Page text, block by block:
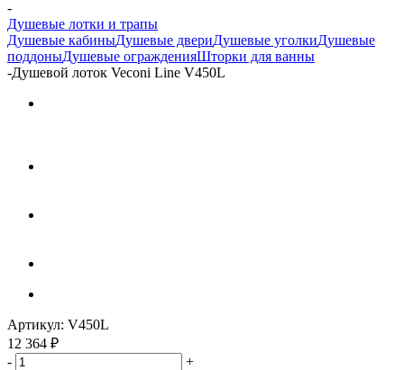
-
Душевые лотки и трапы
Душевые кабиныДушевые двериДушевые уголкиДушевые
поддоныДушевые огражденияШторки для ванны
-Душевой лоток Veconi Line V450L
Артикул: V450L
12 364 ₽
-
+